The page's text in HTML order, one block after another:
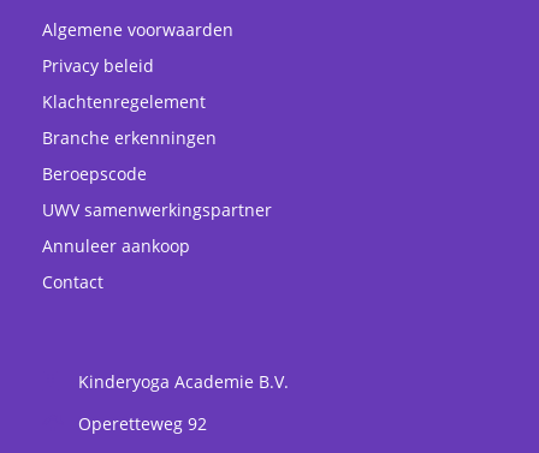
Algemene voorwaarden
Privacy beleid
Klachtenregelement
Branche erkenningen
Beroepscode
UWV samenwerkingspartner
Annuleer aankoop
Contact
Kinderyoga Academie B.V.
Operetteweg 92